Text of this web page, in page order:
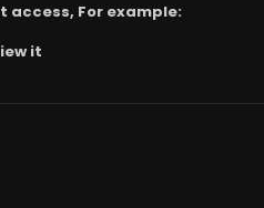
For example:
it